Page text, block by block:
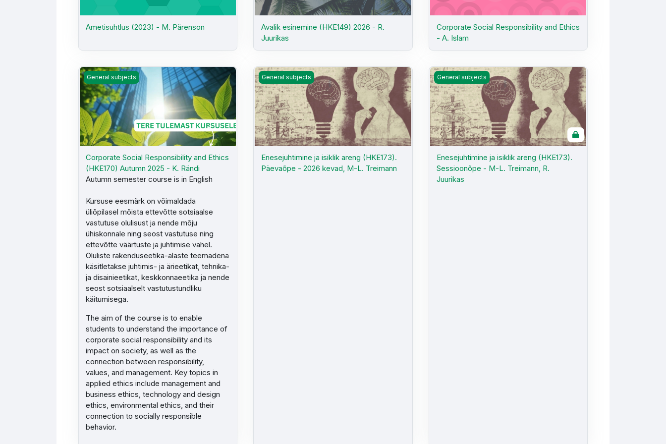
Ametisuhtlus (2023) - M. Pärenson
Avalik esinemine (HKE149) 2026 - R.
Juurikas
Corporate Social Responsibility and Ethics
- A. Islam
Corporate Social Responsibility and Ethics (HKE170) Autumn 2025 - K. Rändi
General subjects
Corporate Social Responsibility and Ethics
(HKE170) Autumn 2025 - K. Rändi
Autumn semester course is in English
Kursuse eesmärk on võimaldada
üliõpilasel mõista ettevõtte sotsiaalse
vastutuse olulisust ja nende mõju
ühiskonnale ning seost vastutuse ning
ettevõtte väärtuste ja juhtimise vahel.
Oluliste rakenduseetika-alaste teemadena
käsitletakse juhtimis- ja ärieetikat, tehnika-
ja disainieetikat, keskkonnaeetika ja nende
seost sotsiaalselt vastutustundliku
käitumisega.
The aim of the course is to enable
students to understand the importance of
corporate social responsibility and its
impact on society, as well as the
connection between responsibility,
values, and management. Key topics in
applied ethics include management and
business ethics, technology and design
ethics, environmental ethics, and their
connection to socially responsible
behavior.
Enesejuhtimine ja isiklik areng (HKE173). Päevaõpe - 2026 kevad, M-L. Treimann
General subjects
Enesejuhtimine ja isiklik areng (HKE173).
Päevaõpe - 2026 kevad, M-L. Treimann
Enesejuhtimine ja isiklik areng (HKE173). Sessioonõpe - M-L.
General subjects
Enesejuhtimine ja isiklik areng (HKE173).
Sessioonõpe - M-L. Treimann, R.
Juurikas